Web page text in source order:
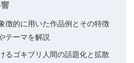
徴的に用いた作品例とその特徴
テーマを解説
るゴキブリ人間の話題化と拡散